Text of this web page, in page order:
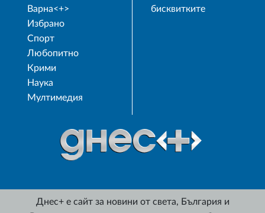
Варна<+>
Избрано
Спорт
Любопитно
Крими
Наука
Мултимедия
бисквитките
Днес+ е сайт за новини от света, България и